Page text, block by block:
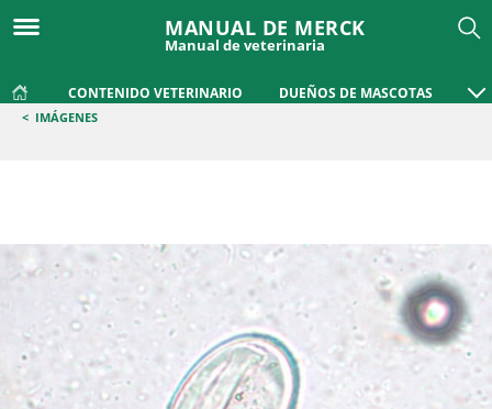
MANUAL DE MERCK
Manual de veterinaria
CONTENIDO VETERINARIO DUEÑOS DE MASCOTAS
< IMÁGENES